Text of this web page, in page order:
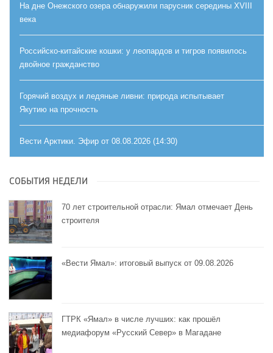
На дне Онежского озера обнаружили парусник середины XVIII
века
Российско-китайские кошки: у леопардов и тигров появилось
двойное гражданство
Горячий воздух и ледяные ливни: природа испытывает
Якутию на прочность
Вести Арктики. Эфир от 08.08.2026 (14:30)
СОБЫТИЯ НЕДЕЛИ
70 лет строительной отрасли: Ямал отмечает День
строителя
«Вести Ямал»: итоговый выпуск от 09.08.2026
ГТРК «Ямал» в числе лучших: как прошёл
медиафорум «Русский Север» в Магадане